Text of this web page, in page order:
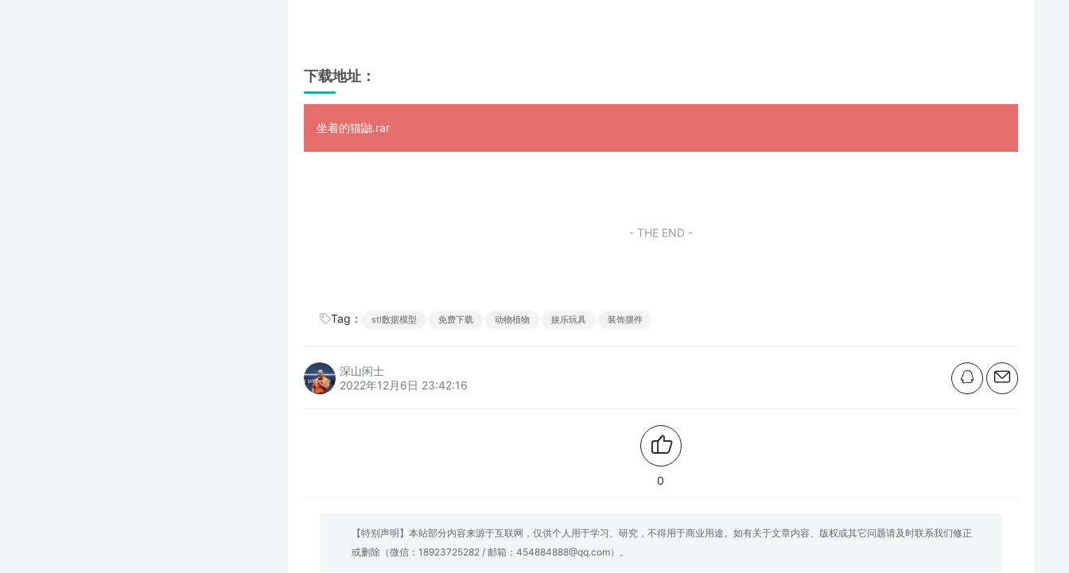
下载地址：
坐着的猫鼬.rar
- THE END -
Tag： stl数据模型 免费下载 动物植物 娱乐玩具 装饰摆件
深山闲士
2022年12月6日 23:42:16
0
【特别声明】本站部分内容来源于互联网，仅供个人用于学习、研究，不得用于商业用途。如有关于文章内容、版权或其它问题请及时联系我们修正
或删除（微信：18923725282 / 邮箱：454884888@qq.com）。